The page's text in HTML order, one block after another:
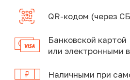
QR-кодом (через
Банковской картой
или электронными
Наличными при